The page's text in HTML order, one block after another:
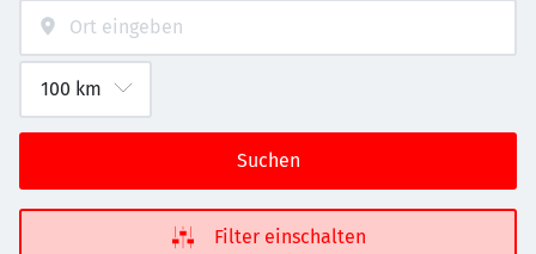
Suchen
Filter einschalten